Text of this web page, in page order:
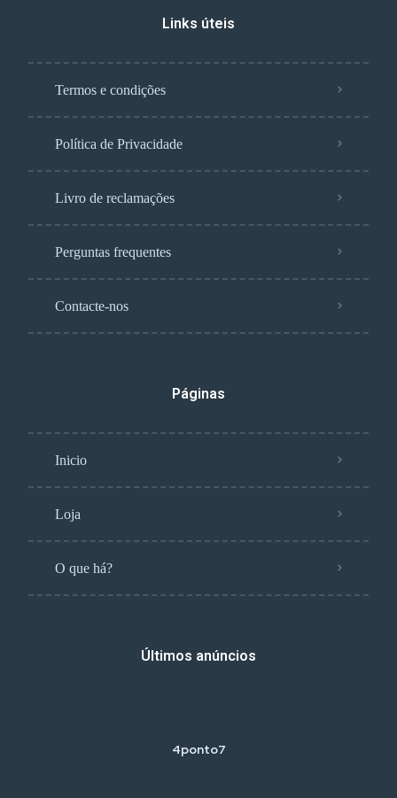
Links úteis
Termos e condições
Política de Privacidade
Livro de reclamações
Perguntas frequentes
Contacte-nos
Páginas
Inicio
Loja
O que há?
Últimos anúncios
4ponto7